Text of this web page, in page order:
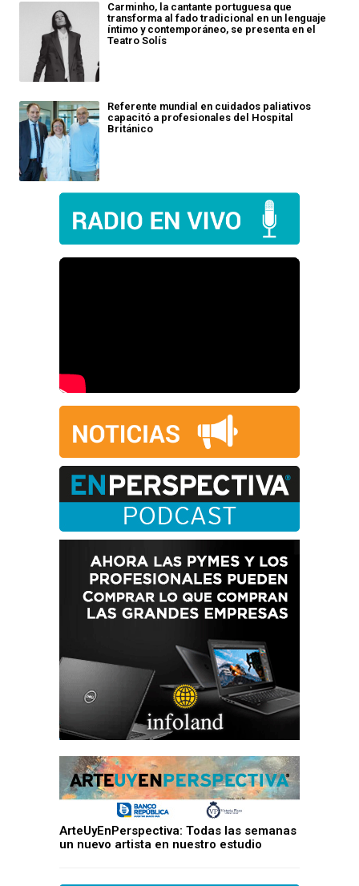
Carminho, la cantante portuguesa que
transforma al fado tradicional en un lenguaje
íntimo y contemporáneo, se presenta en el
Teatro Solís
Referente mundial en cuidados paliativos
capacitó a profesionales del Hospital
Británico
ArteUyEnPerspectiva: Todas las semanas
un nuevo artista en nuestro estudio